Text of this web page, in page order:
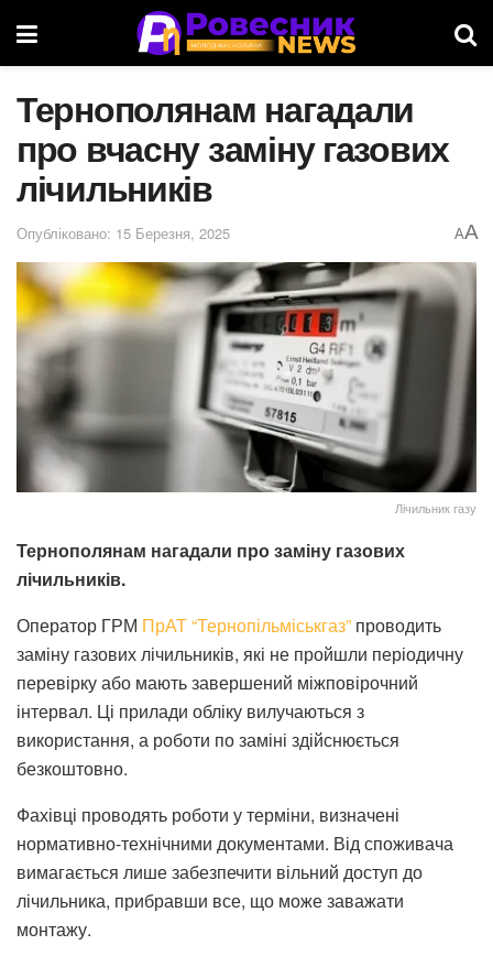
Тернополянам нагадали
про вчасну заміну газових
лічильників
Опубліковано: 15 Березня, 2025 AA
Лічильник газу
Тернополянам нагадали про заміну газових
лічильників.
Оператор ГРМ ПрАТ “Тернопільміськгаз” проводить
заміну газових лічильників, які не пройшли періодичну
перевірку або мають завершений міжповірочний
інтервал. Ці прилади обліку вилучаються з
використання, а роботи по заміні здійснюється
безкоштовно.
Фахівці проводять роботи у терміни, визначені
нормативно-технічними документами. Від споживача
вимагається лише забезпечити вільний доступ до
лічильника, прибравши все, що може заважати
монтажу.